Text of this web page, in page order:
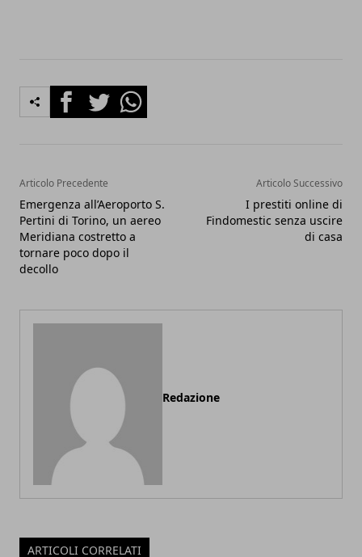
FacebookTwitterWhatsapp
Articolo Precedente
Emergenza all’Aeroporto S.
Pertini di Torino, un aereo
Meridiana costretto a
tornare poco dopo il
decollo
Articolo Successivo
I prestiti online di
Findomestic senza uscire
di casa
Redazione
ARTICOLI CORRELATI